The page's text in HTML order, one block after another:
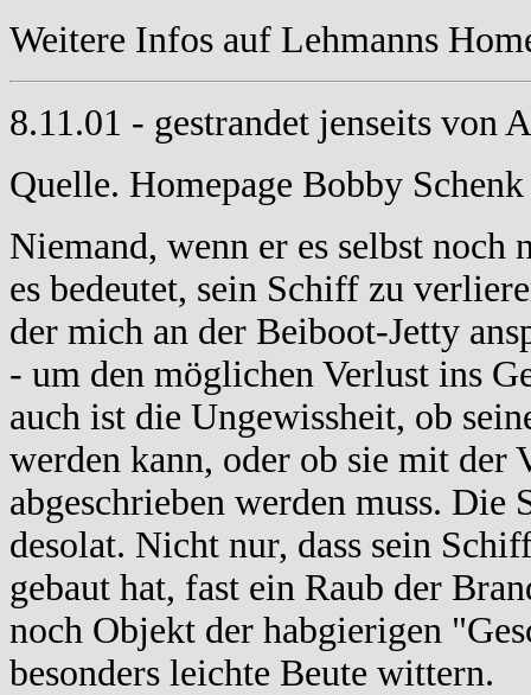
Weitere Infos auf Lehmanns
8.11.01 - gestrandet jenseits von
Quelle. Homepage Bobby
Niemand, wenn er es selbst
es bedeutet, sein Schiff zu
der mich an der Beiboot-Jetty
- um den möglichen Verlust ins
auch ist die Ungewissheit, ob
werden kann, oder ob sie mit der
abgeschrieben werden muss.
desolat. Nicht nur, dass sein
gebaut hat, fast ein Raub der
noch Objekt der habgierigen
besonders leichte Beute wittern.